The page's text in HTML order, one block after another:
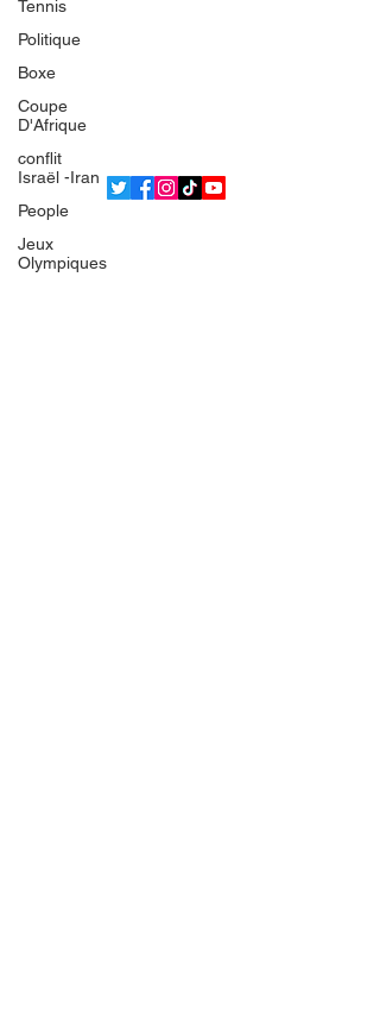
Tennis
Politique
Boxe
Coupe
D'Afrique
conflit
Israël -Iran
People
Jeux
Olympiques
L'équipe
Politique de confidentialité
Termes et conditions
© 2025 Bsean Media TV